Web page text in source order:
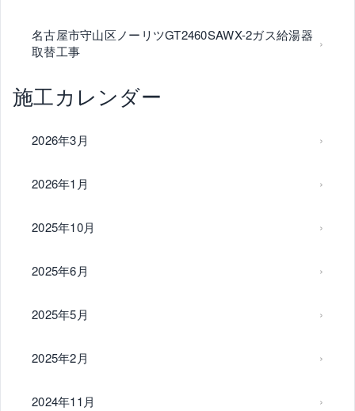
名古屋市守山区ノーリツGT2460SAWX-2ガス給湯器
取替工事
施工カレンダー
2026年3月
2026年1月
2025年10月
2025年6月
2025年5月
2025年2月
2024年11月